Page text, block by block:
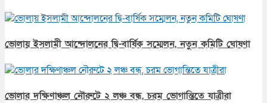
ভোলায় ইসলামী আন্দোলনের দ্বি-বার্ষিক সম্মেলন, নতুন কমিটি ঘোষণা
ভোলার দক্ষিণাঞ্চল নৌরুটে ২ লঞ্চ বন্ধ, চরম ভোগান্তিতে যাত্রীরা